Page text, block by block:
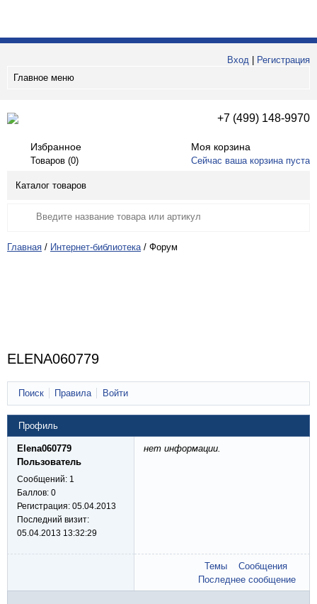
Вход
Регистрация
Главное меню
+7 (499) 148-9970
Избранное
Товаров (0)
Моя корзина
Сейчас ваша корзина пуста
Каталог товаров
Главная / Интернет-библиотека / Форум
ELENA060779
Поиск Правила Войти
Профиль
Elena060779
Пользователь
Сообщений: 1
Баллов: 0
Регистрация: 05.04.2013
Последний визит:
05.04.2013 13:32:29
нет информации.
Темы
Сообщения
Последнее сообщение